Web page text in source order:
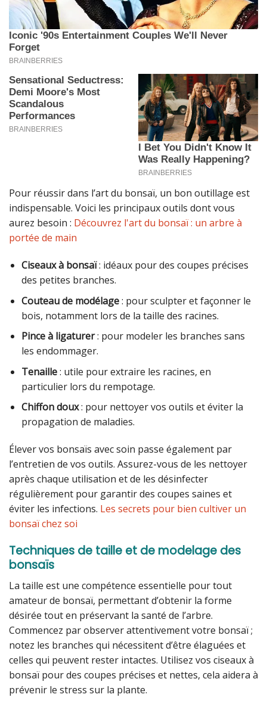
Pour réussir dans l’art du bonsaï, un bon outillage est
indispensable. Voici les principaux outils dont vous
aurez besoin : Découvrez l'art du bonsaï : un arbre à
portée de main
Ciseaux à bonsaï: idéaux pour des coupes précises
des petites branches.
Couteau de modélage: pour sculpter et façonner le
bois, notamment lors de la taille des racines.
Pince à ligaturer: pour modeler les branches sans
les endommager.
Tenaille: utile pour extraire les racines, en
particulier lors du rempotage.
Chiffon doux: pour nettoyer vos outils et éviter la
propagation de maladies.
Élever vos bonsaïs avec soin passe également par
l’entretien de vos outils. Assurez-vous de les nettoyer
après chaque utilisation et de les désinfecter
régulièrement pour garantir des coupes saines et
éviter les infections. Les secrets pour bien cultiver un
bonsaï chez soi
Techniques de taille et de modelage des
bonsaïs
La taille est une compétence essentielle pour tout
amateur de bonsaï, permettant d’obtenir la forme
désirée tout en préservant la santé de l’arbre.
Commencez par observer attentivement votre bonsaï ;
notez les branches qui nécessitent d’être élaguées et
celles qui peuvent rester intactes. Utilisez vos ciseaux à
bonsaï pour des coupes précises et nettes, cela aidera à
prévenir le stress sur la plante.